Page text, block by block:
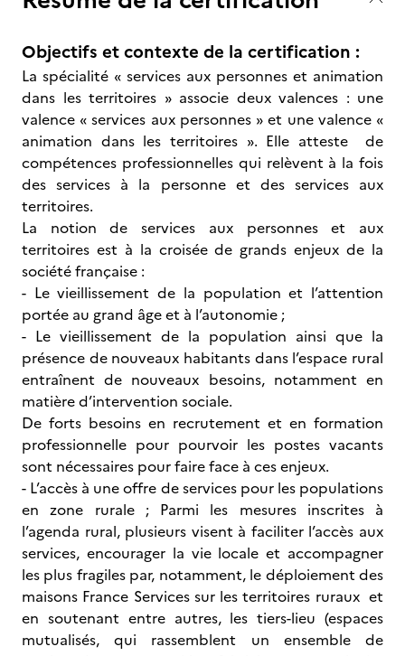
Objectifs et contexte de la certification :
La spécialité « services aux personnes et animation
dans les territoires » associe deux valences : une
valence « services aux personnes » et une valence «
animation dans les territoires ». Elle atteste de
compétences professionnelles qui relèvent à la fois
des services à la personne et des services aux
territoires.
La notion de services aux personnes et aux
territoires est à la croisée de grands enjeux de la
société française :
- Le vieillissement de la population et l’attention
portée au grand âge et à l’autonomie ;
- Le vieillissement de la population ainsi que la
présence de nouveaux habitants dans l’espace rural
entraînent de nouveaux besoins, notamment en
matière d’intervention sociale.
De forts besoins en recrutement et en formation
professionnelle pour pourvoir les postes vacants
sont nécessaires pour faire face à ces enjeux.
- L’accès à une offre de services pour les populations
en zone rurale ; Parmi les mesures inscrites à
l’agenda rural, plusieurs visent à faciliter l’accès aux
services, encourager la vie locale et accompagner
les plus fragiles par, notamment, le déploiement des
maisons France Services sur les territoires ruraux et
en soutenant entre autres, les tiers-lieu (espaces
mutualisés, qui rassemblent un ensemble de